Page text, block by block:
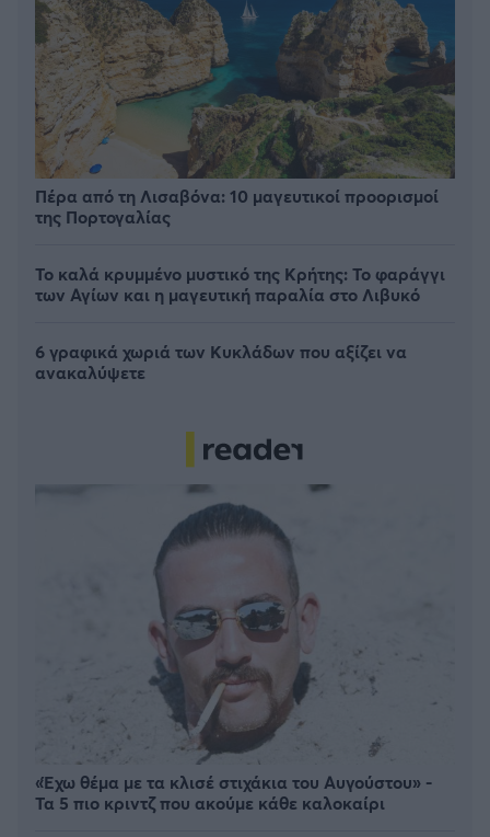
Πέρα από τη Λισαβόνα: 10 μαγευτικοί προορισμοί
της Πορτογαλίας
Το καλά κρυμμένο μυστικό της Κρήτης: Το φαράγγι
των Αγίων και η μαγευτική παραλία στο Λιβυκό
6 γραφικά χωριά των Κυκλάδων που αξίζει να
ανακαλύψετε
«Έχω θέμα με τα κλισέ στιχάκια του Αυγούστου» -
Τα 5 πιο κριντζ που ακούμε κάθε καλοκαίρι